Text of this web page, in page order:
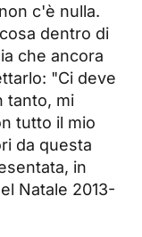
c'è nulla.
dentro di
che ancora
"Ci deve
tanto, mi
tutto il mio
da questa
in
Natale 2013-